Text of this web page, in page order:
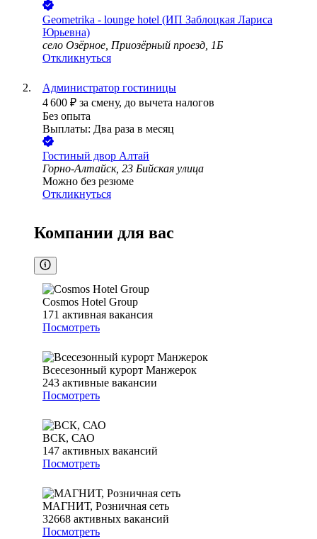
Geometrika - lounge hotel (ИП Заблоцкая Лариса
Юрьевна)
село Озёрное, Приозёрный проезд, 1Б
Откликнуться
Администратор гостиницы
4 600 ₽ за смену, до вычета налогов
Без опыта
Выплаты: Два раза в месяц
Гостиный двор Алтай
Горно-Алтайск, 23 Бийская улица
Можно без резюме
Откликнуться
Компании для вас
Cosmos Hotel Group
171 активная вакансия
Посмотреть
Всесезонный курорт Манжерок
243 активные вакансии
Посмотреть
ВСК, САО
147 активных вакансий
Посмотреть
МАГНИТ, Розничная сеть
32668 активных вакансий
Посмотреть